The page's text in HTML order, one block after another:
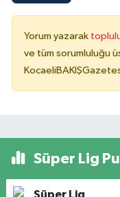
Yorum yazarak
ve tüm sorumluluğu
Süper Lig
Süper Lig